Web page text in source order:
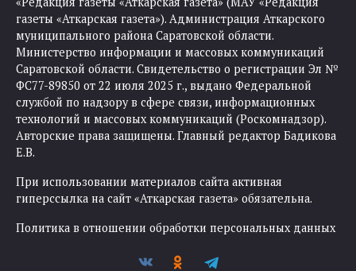
газеты «Аткарская газета»). Администрация Аткарского
муниципального района Саратовской области.
Министерство информации и массовых коммуникаций
Саратовской области. Свидетельство о регистрации Эл №
ФС77-89850 от 22 июля 2025 г., выдано Федеральной
службой по надзору в сфере связи, информационных
технологий и массовых коммуникаций (Роскомнадзор).
Авторские права защищены. Главный редактор Бадикова
Е.В.
При использовании материалов сайта активная
гиперссылка на сайт «Аткарская газета» обязательна.
Политика в отношении обработки персональных данных